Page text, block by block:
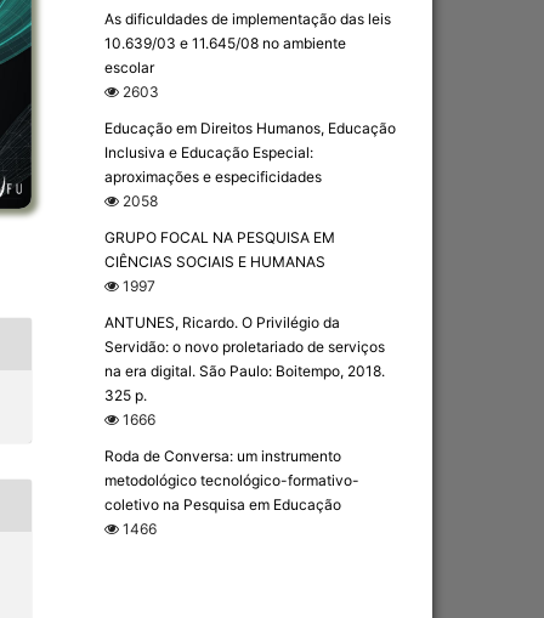
As dificuldades de implementação das leis
10.639/03 e 11.645/08 no ambiente
escolar
2603
Educação em Direitos Humanos, Educação
Inclusiva e Educação Especial:
aproximações e especificidades
2058
GRUPO FOCAL NA PESQUISA EM
CIÊNCIAS SOCIAIS E HUMANAS
1997
ANTUNES, Ricardo. O Privilégio da
Servidão: o novo proletariado de serviços
na era digital. São Paulo: Boitempo, 2018.
325 p.
1666
Roda de Conversa: um instrumento
metodológico tecnológico-formativo-
coletivo na Pesquisa em Educação
1466